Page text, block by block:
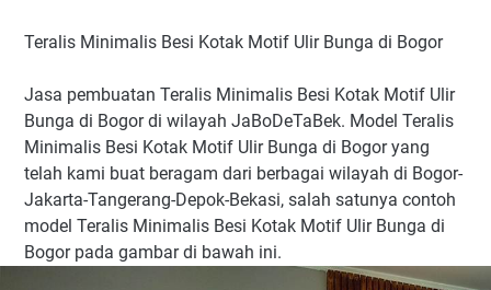
Teralis Minimalis Besi Kotak Motif Ulir Bunga di Bogor
Jasa pembuatan Teralis Minimalis Besi Kotak Motif Ulir
Bunga di Bogor di wilayah JaBoDeTaBek. Model Teralis
Minimalis Besi Kotak Motif Ulir Bunga di Bogor yang
telah kami buat beragam dari berbagai wilayah di Bogor-
Jakarta-Tangerang-Depok-Bekasi, salah satunya contoh
model Teralis Minimalis Besi Kotak Motif Ulir Bunga di
Bogor pada gambar di bawah ini.